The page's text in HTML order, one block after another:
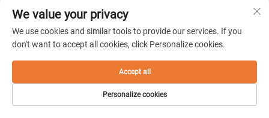
осигурява последователно качество на
повърхността в множество формовъчни кухини.
Точността на възпроизвеждане на детайли при
електроерозионната обработка позволява
директно пренасяне на повърхностните
характеристики на електродите върху
повърхностите на обработваните детайли, което
We value your privacy
We use cookies and similar tools to provide our services. If you
don't want to accept all cookies, click Personalize cookies.
Personalize cookies
Accept all